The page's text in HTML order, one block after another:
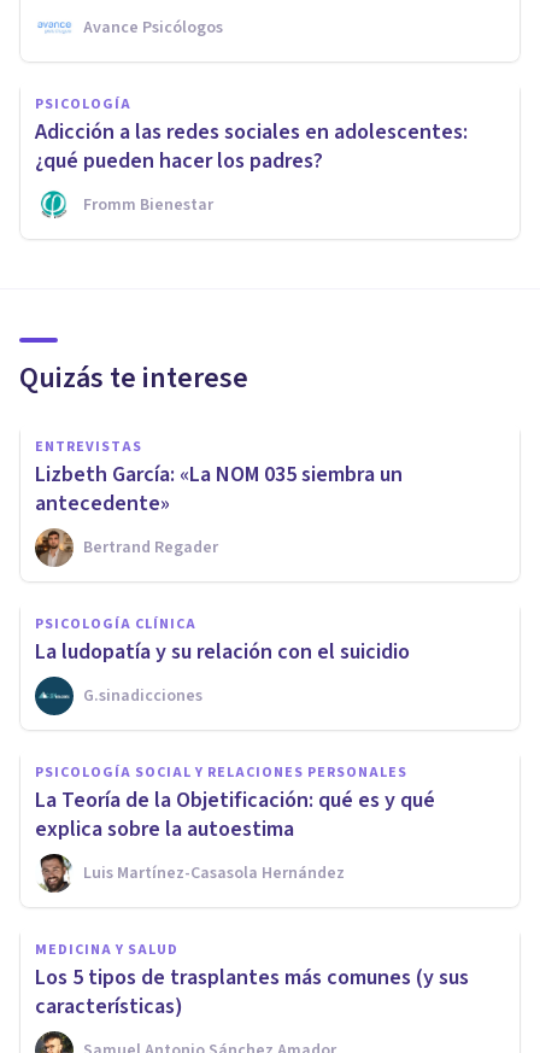
Avance Psicólogos
PSICOLOGÍA
Adicción a las redes sociales en adolescentes:
¿qué pueden hacer los padres?
Fromm Bienestar
Quizás te interese
ENTREVISTAS
Lizbeth García: «La NOM 035 siembra un
antecedente»
Bertrand Regader
PSICOLOGÍA CLÍNICA
La ludopatía y su relación con el suicidio
G.sinadicciones
PSICOLOGÍA SOCIAL Y RELACIONES PERSONALES
La Teoría de la Objetificación: qué es y qué
explica sobre la autoestima
Luis Martínez-Casasola Hernández
MEDICINA Y SALUD
Los 5 tipos de trasplantes más comunes (y sus
características)